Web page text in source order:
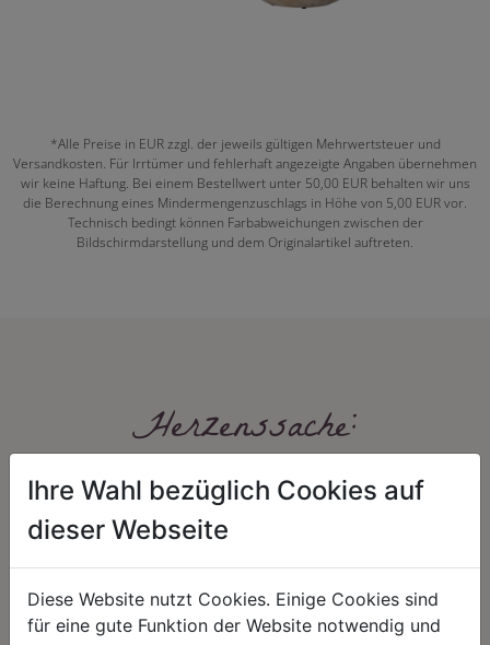
*Alle Preise in EUR zzgl. der jeweils gültigen Mehrwertsteuer und
Versandkosten. Für Irrtümer und fehlerhaft angezeigte Angaben übernehmen
wir keine Haftung. Bei einem Bestellwert unter 50,00 EUR behalten wir uns
die Berechnung eines Mindermengenzuschlags in Höhe von 5,00 EUR vor.
Technisch bedingt können Farbabweichungen zwischen der
Bildschirmdarstellung und dem Originalartikel auftreten.
Herzenssache:
HARMONIE FAIRNESS
Ihre Wahl bezüglich Cookies auf
dieser Webseite
Diese Website nutzt Cookies. Einige Cookies sind
für eine gute Funktion der Website notwendig und